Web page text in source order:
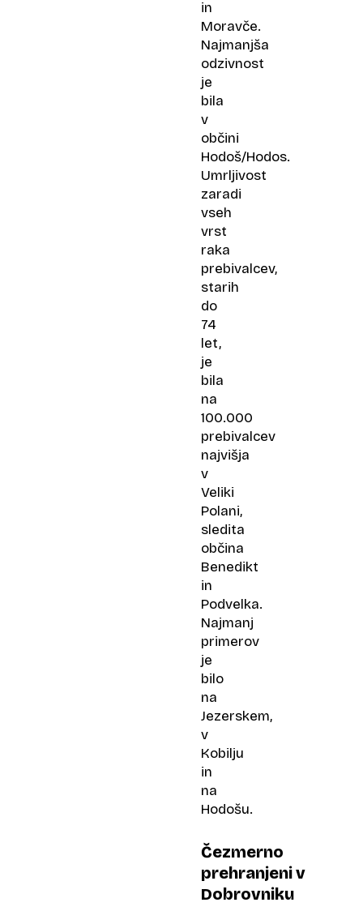
in
Moravče.
Najmanjša
odzivnost
je
bila
v
občini
Hodoš/Hodos.
Umrljivost
zaradi
vseh
vrst
raka
prebivalcev,
starih
do
74
let,
je
bila
na
100.000
prebivalcev
najvišja
v
Veliki
Polani,
sledita
občina
Benedikt
in
Podvelka.
Najmanj
primerov
je
bilo
na
Jezerskem,
v
Kobilju
in
na
Hodošu.
Čezmerno
prehranjeni v
Dobrovniku